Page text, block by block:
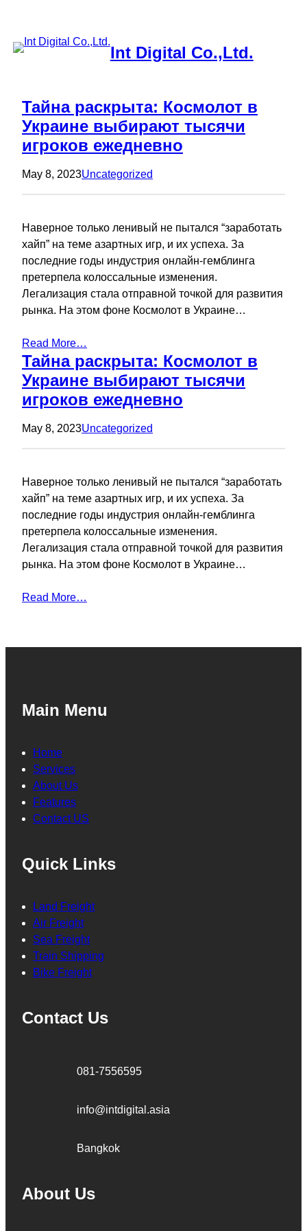
content
Int Digital Co.,Ltd.
Тайна раскрыта: Космолот в
Украине выбирают тысячи
игроков ежедневно
May 8, 2023Uncategorized
Наверное только ленивый не пытался “заработать
хайп” на теме азартных игр, и их успеха. За
последние годы индустрия онлайн-гемблинга
претерпела колоссальные изменения.
Легализация стала отправной точкой для развития
рынка. На этом фоне Космолот в Украине…
Read More…
Тайна раскрыта: Космолот в
Украине выбирают тысячи
игроков ежедневно
May 8, 2023Uncategorized
Наверное только ленивый не пытался “заработать
хайп” на теме азартных игр, и их успеха. За
последние годы индустрия онлайн-гемблинга
претерпела колоссальные изменения.
Легализация стала отправной точкой для развития
рынка. На этом фоне Космолот в Украине…
Read More…
Main Menu
Home
Services
About Us
Features
Contact US
Quick Links
Land Freight
Air Freight
Sea Freight
Train Shipping
Bike Freight
Contact Us
081-7556595
info@intdigital.asia
Bangkok
About Us